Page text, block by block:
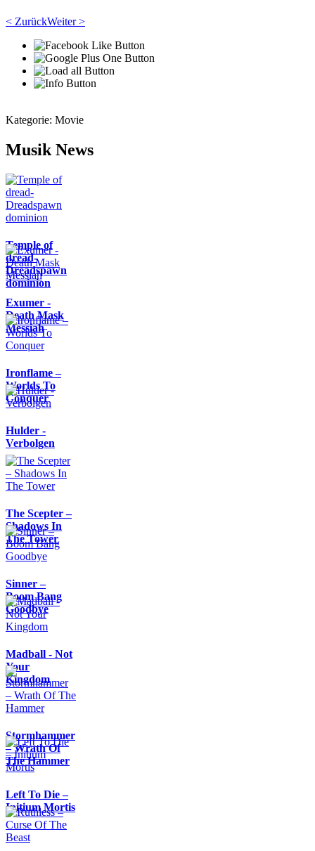
< ZurückWeiter >
Kategorie: Movie
Musik News
Temple of
dread-
Dreadspawn
dominion
Exumer -
Death Mask
Messiah
Ironflame –
Worlds To
Conquer
Hulder -
Verbolgen
The Scepter –
Shadows In
The Tower
Sinner –
Boom Bang
Goodbye
Madball - Not
Your
Kingdom
Stormhammer
– Wrath Of
The Hammer
Left To Die –
Initium Mortis